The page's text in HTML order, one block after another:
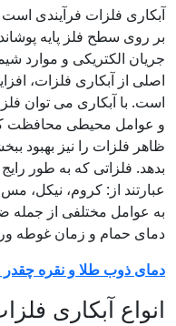
فرآیندی است که طی
فلز پایه پوشانده می
و موارد شیمیایی
آبکاری فلزات، افزایش
آبکاری می توان فلزات را
محیطی محافظت کرد. علاوه
را نیز بهبود ببخشد و به
که به طور رایج برای
از: کروم، نیکل، مس، طلا،
مختلفی از جمله ضخامت
و زمان غوطه وری
طلا و نقره چقدر است؟ |
آبکاری فلزات